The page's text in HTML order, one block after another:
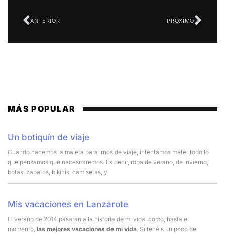
ANTERIOR PROXIMO
MÁS POPULAR
Un botiquín de viaje
Cuando hacemos la maleta para irnos de viaje, intentamos meter todo lo
que pensamos que necesitaremos. Es decir, ropa de verano, de invierno,
botas, zapatos, bikinis, camisetas, y
Mis vacaciones en Lanzarote
El verano de 2014 pasarán a la historia de mi vida, como, hasta el
momento, las mejores vacaciones de mi vida. Si tenéis un poco de